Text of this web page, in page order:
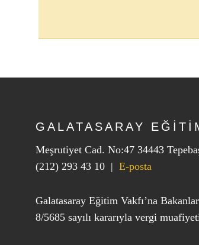
GALATASARAY
Meşrutiyet Cad. No:47 34443
(212) 293 43 10 | E-posta
Galatasaray Eğitim Vakfı’na
8/5685 sayılı kararıyla vergi muafiyeti